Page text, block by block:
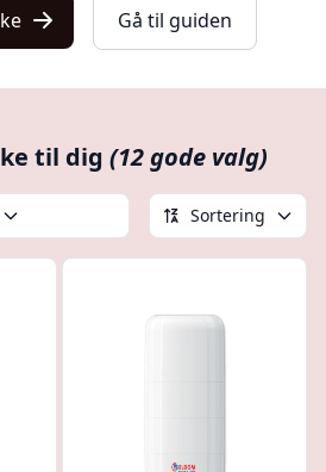
Gå til guiden
til dig (12 gode valg)
Sortering